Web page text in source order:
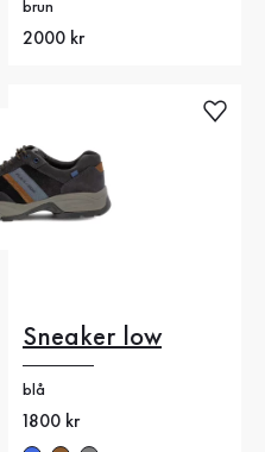
brun
Nytt pris
2000 kr
Sneaker low
blå
Nytt pris
1800 kr